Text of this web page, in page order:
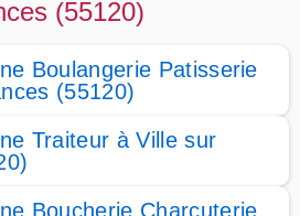
(55120)
Boulangerie Patisserie
(55120)
Traiteur à Ville sur
Boucherie Charcuterie